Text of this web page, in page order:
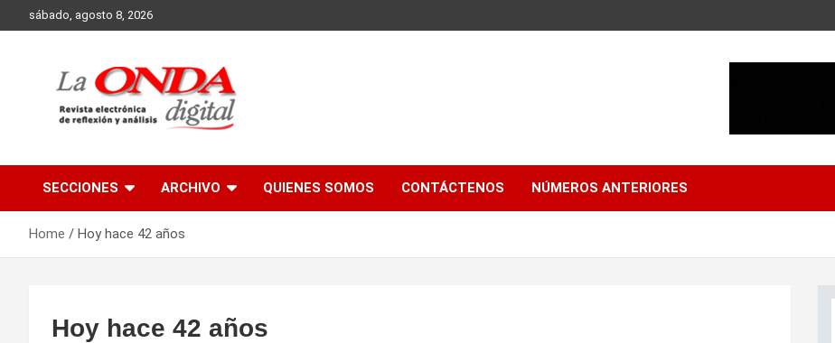
to
sábado, agosto 8, 2026
SECCIONES ARCHIVO QUIENES SOMOS CONTÁCTENOS NÚMEROS ANTERIORES
Home Hoy hace 42 años
Hoy hace 42 años